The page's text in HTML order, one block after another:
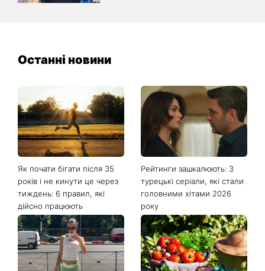
Останні новини
Як почати бігати після 35
років і не кинути це через
тиждень: 6 правил, які
дійсно працюють
Рейтинги зашкалюють: 3
турецькі серіали, які стали
головними хітами 2026
року